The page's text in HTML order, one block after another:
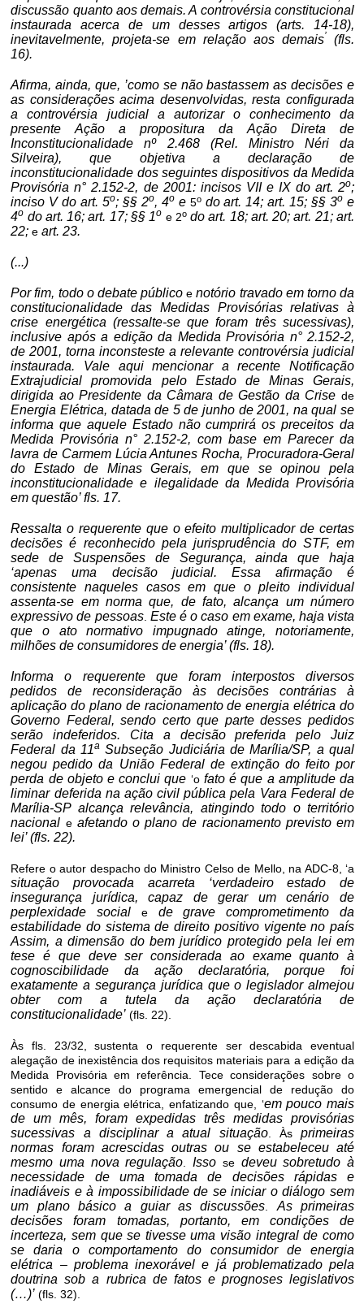
discussão quanto aos demais. A controvérsia constitucional
instaurada acerca de um desses artigos (arts. 14-18),
inevitavelmente, projeta-se em relação aos demais’
(fls.
16).
Afirma, ainda, que, ’como se não bastassem as decisões e
as considerações acima desenvolvidas, resta configurada
a controvérsia judicial a autorizar o conhecimento da
presente Ação a propositura da Ação Direta de
Inconstitucionalidade nº 2.468 (Rel. Ministro Néri da
Silveira), que objetiva a declaração de
inconstitucionalidade dos seguintes dispositivos da Medida
Provisória n° 2.152-2, de 2001: incisos VII e IX do art. 2o;
inciso V do art. 5o; §§ 2o, 4oe5o do art. 14; art. 15; §§ 3o e
4o do art. 16; art. 17; §§ 1o e 2o do art. 18; art. 20; art. 21; art.
22; eart. 23.
(...)
Por fim, todo o debate público enotório travado em torno da
constitucionalidade das Medidas Provisórias relativas à
crise energética (ressalte-se que foram três sucessivas),
inclusive após a edição da Medida Provisória n° 2.152-2,
de 2001, torna inconsteste a relevante controvérsia judicial
instaurada. Vale aqui mencionar a recente Notificação
Extrajudicial promovida pelo Estado de Minas Gerais,
dirigida ao Presidente da Câmara de Gestão da Crise de
Energia Elétrica, datada de 5 de junho de 2001, na qual se
informa que aquele Estado não cumprirá os preceitos da
Medida Provisória n° 2.152-2, com base em Parecer da
lavra de Carmem Lúcia Antunes Rocha, Procuradora-Geral
do Estado de Minas Gerais, em que se opinou pela
inconstitucionalidade e ilegalidade da Medida Provisória
em questão’ fls. 17.
Ressalta o requerente que o efeito multiplicador de certas
decisões é reconhecido pela jurisprudência do STF, em
sede de Suspensões de Segurança, ainda que haja
‘apenas uma decisão judicial. Essa afirmação é
consistente naqueles casos em que o pleito individual
assenta-se em norma que, de fato, alcança um número
expressivo de pessoas. Este é o caso em exame, haja vista
que o ato normativo impugnado atinge, notoriamente,
milhões de consumidores de energia’ (fls. 18).
Informa o requerente que foram interpostos diversos
pedidos de reconsideração às decisões contrárias à
aplicação do plano de racionamento de energia elétrica do
Governo Federal, sendo certo que parte desses pedidos
serão indeferidos. Cita a decisão preferida pelo Juiz
Federal da 11a Subseção Judiciária de Marília/SP, a qual
negou pedido da União Federal de extinção do feito por
perda de objeto e conclui que ‘o fato é que a amplitude da
liminar deferida na ação civil pública pela Vara Federal de
Marília-SP alcança relevância, atingindo todo o território
nacional e afetando o plano de racionamento previsto em
lei’ (fls. 22).
Refere o autor despacho do Ministro Celso de Mello, na ADC-8, ‘a
situação provocada acarreta
‘verdadeiro estado de
insegurança jurídica, capaz de gerar um cenário de
perplexidade social e de grave comprometimento da
estabilidade do sistema de direito positivo vigente no país
Assim, a dimensão do bem jurídico protegido pela lei em
tese é que deve ser considerada ao exame quanto à
cognoscibilidade da ação declaratória, porque foi
exatamente a segurança jurídica que o legislador almejou
obter com a tutela da ação declaratória de
constitucionalidade’ (fls. 22).
Às fls. 23/32, sustenta o requerente ser descabida eventual
alegação de inexistência dos requisitos materiais para a edição da
Medida Provisória em referência. Tece considerações sobre o
sentido e alcance do programa emergencial de redução do
consumo de energia elétrica, enfatizando que, ‘em pouco mais
de um mês, foram expedidas três medidas provisórias
sucessivas a disciplinar a atual situação. Àsprimeiras
normas foram acrescidas outras ou se estabeleceu até
mesmo uma nova regulação.Isso se deveu sobretudo à
necessidade de uma tomada de decisões rápidas e
inadiáveis e à impossibilidade de se iniciar o diálogo sem
um plano básico a guiar as discussões.As primeiras
decisões foram tomadas, portanto, em condições de
incerteza, sem que se tivesse uma visão integral de como
se daria o comportamento do consumidor de energia
elétrica – problema inexorável e já problematizado pela
doutrina sob a rubrica de fatos e prognoses legislativos
(…)’ (fls. 32).